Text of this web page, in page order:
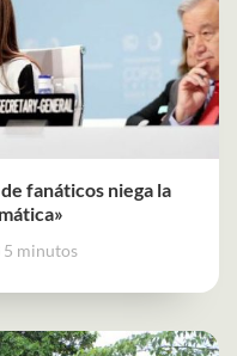
fanáticos niega la
5 minutos